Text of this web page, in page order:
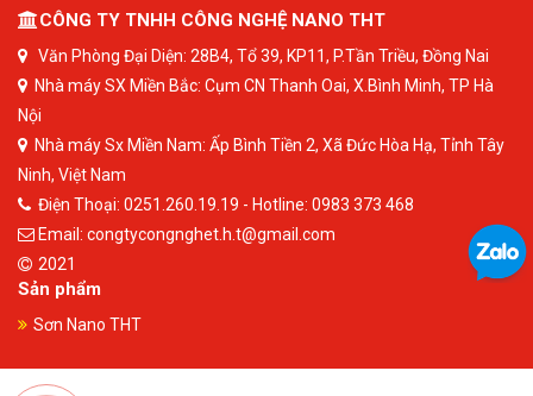
CÔNG TY TNHH CÔNG NGHỆ NANO THT
Văn Phòng Đại Diện: 28B4, Tổ 39, KP11, P.Tần Triều, Đồng Nai
Nhà máy SX Miền Bắc: Cụm CN Thanh Oai, X.Bình Minh, TP Hà
Nội
Nhà máy Sx Miền Nam: Ấp Bình Tiền 2, Xã Đức Hòa Hạ, Tỉnh Tây
Ninh, Việt Nam
Điện Thoại: 0251.260.19.19 - Hotline: 0983 373 468
Email: congtycongnghet.h.t@gmail.com
2021
Sản phẩm
Sơn Nano THT